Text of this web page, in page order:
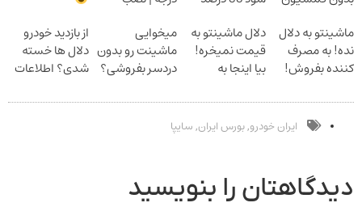
ماشینتو به دلال
نده! به مصرف
کننده بفروش!
یک تماس
دلال ماشینتو به
قیمت نمیخره!
بیا اینجا به
بفروش*فقط
خریدار واقعی*
میخوایی
ماشینت رو بدون
دردسر بفروشی؟
از بازدید خودرو
دلال ها خسته
شدی؟ اطلاعات
ثبت کن
ایران خودرو,بورس ایران, سایپا
دیدگاهتان را بنویسید